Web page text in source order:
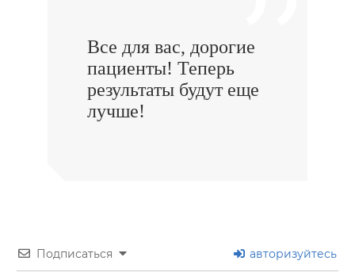
Все для вас, дорогие
пациенты! Теперь
результаты будут еще
лучше!
Подписаться авторизуйтесь